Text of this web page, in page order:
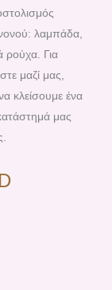
λαμπάδα,
ρούχα. Για
μαζί μας,
κλείσουμε ένα
μας